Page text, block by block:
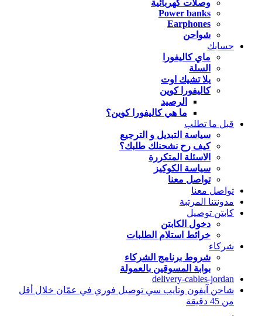
وصلات كهربائية
Power banks
Earphones
شواحن
حسابك
ماي كاليفورا
السلة
يلا تشيك اوت
كاليفورا كوين
الرصيد
ما هي كاليفورا كوين؟
قبل ما تطلب
سياسة التبديل و الترجيع
كيف رح نشحنلك طلبك؟
الاسئلة المتكررة
سياسة الكوكيز
تواصل معنا
تواصل معنا
مدونتنا المرتبة
كابتن توصيل
دخول الكابتن
خرائط استلام الطلبات
شركاء
شروط برنامج الشركاء
بوابة المسوقين بالعمولة
delivery-cables-jordan
شاحن آيفون وتايب سي توصيل فوري في عمّان خلال أقل
من 45 دقيقة